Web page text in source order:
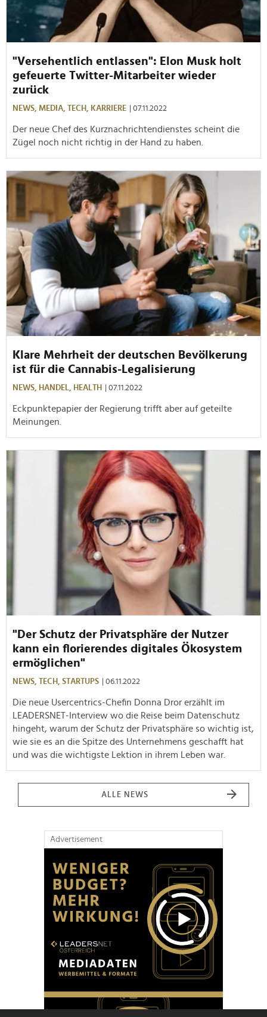
"Versehentlich entlassen": Elon Musk holt
gefeuerte Twitter-Mitarbeiter wieder
zurück
NEWS, MEDIA, TECH, KARRIERE | 07.11.2022
Der neue Chef des Kurznachrichtendienstes scheint die
Zügel noch nicht richtig in der Hand zu haben.
Klare Mehrheit der deutschen Bevölkerung
ist für die Cannabis-Legalisierung
NEWS, HANDEL, HEALTH | 07.11.2022
Eckpunktepapier der Regierung trifft aber auf geteilte
Meinungen.
"Der Schutz der Privatsphäre der Nutzer
kann ein florierendes digitales Ökosystem
ermöglichen"
NEWS, TECH, STARTUPS | 06.11.2022
Die neue Usercentrics-Chefin Donna Dror erzählt im
LEADERSNET-Interview wo die Reise beim Datenschutz
hingeht, warum der Schutz der Privatsphäre so wichtig ist,
wie sie es an die Spitze des Unternehmens geschafft hat
und was die wichtigste Lektion in ihrem Leben war.
ALLE NEWS
Advertisement